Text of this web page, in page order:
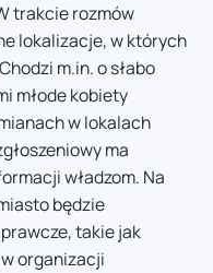
trakcie rozmów
lokalizacje, w których
m.in. o słabo
młode kobiety
w lokalach
ma
władzom. Na
będzie
takie jak
organizacji